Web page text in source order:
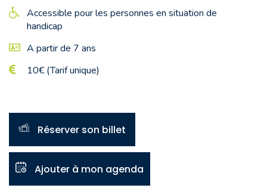
Accessible pour les personnes en situation de
handicap
A partir de 7 ans
10€ (Tarif unique)
Réserver son billet
Ajouter à mon agenda